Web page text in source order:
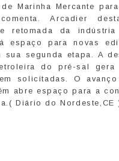
Marinha Mercante
Arcadier
retomada da indústria
espaço para novas
sua segunda etapa. A
do pré-sal gera
solicitadas. O
abre espaço para a
Diário do Nordeste,CE